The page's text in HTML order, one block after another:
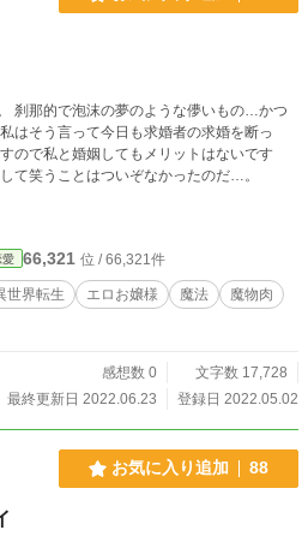
刹那的で泡沫の夢のような儚いもの…かつ
はそう言って今日も求婚者の求婚を断っ
て笑うことはついぞなかったのだ…。
愛 66,321 位 / 66,321件
世界転生 エロお嬢様 魔法
魔物肉
感想数 0
文字数 17,728
最終更新日 2022.06.23
登録日 2022.05.02
お気に入り追加 88